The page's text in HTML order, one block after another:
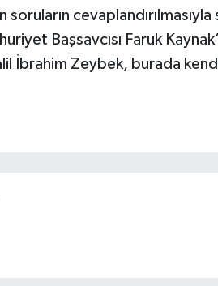
Başsavcısı Faruk
İbrahim Zeybek, burada